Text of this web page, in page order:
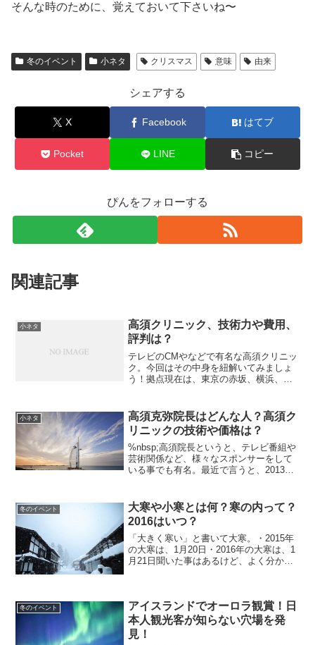
そんな時のために、覚えておいて下さいね〜
冬のイベント 小ネタ クリスマス 意味 由来
シェアする
X Facebook はてブ
Pocket LINE コピー
ぴんをフォローする
関連記事
小ネタ
高須クリニック、技術力や費用、
評判は？
テレビのCMやなどで有名な高須クリニッ
ク。今回はその中身を紐解いてみましょ
う！拠点現在は、東京の赤坂、横浜、名
ます。赤坂では、近年増え続けている中
国人のお客さん向けに、...
小ネタ
高須克弥院長はどんな人？高須ク
リニックの技術や価格は？
%nbsp;高須院長というと、テレビ番組や
芸術関係など、様々なスポンサーをして
いる事でも有名。最近で言うと、2013年1
社降板。その後、高須クリニック院長の
高須克弥さんが...
冬のイベント
大寒や小寒とは何？寒の内って？
2016はいつ？
「大きく寒い」と書いて大寒。・2015年
の大寒は、1月20日・2016年の大寒は、1
月21日聞いた事はあるけど、よく分から
寒とは？大...
冬のイベント
アイスランドでオーロラ観賞！日
本人観光客が知らない穴場を発
見！